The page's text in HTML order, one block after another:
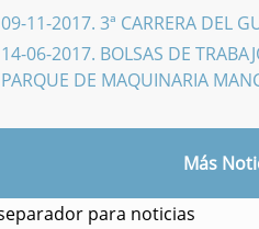
09-11-2017. 3ª CARRERA DEL
14-06-2017. BOLSAS DE
PARQUE DE MAQUINARIA
Más